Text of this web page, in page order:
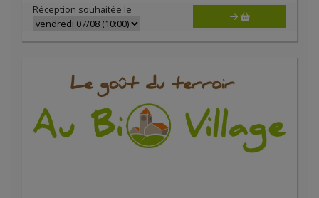
Réception souhaitée le